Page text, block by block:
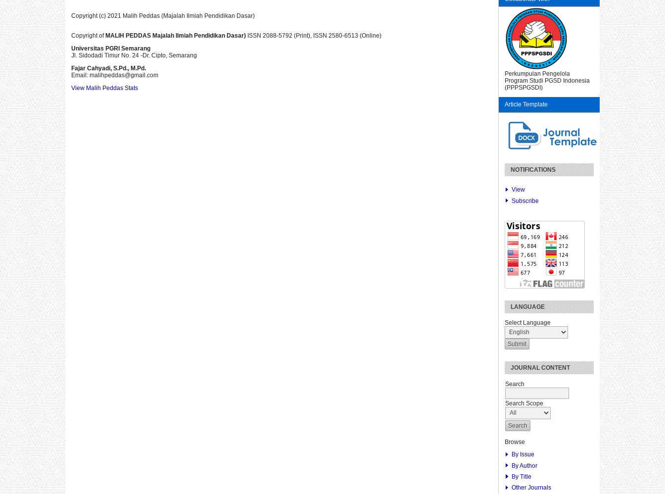
Perkumpulan Pengelola
Program Studi PGSD Indonesia
(PPPSPGSDI)
Article Template
NOTIFICATIONS
View
Subscribe
LANGUAGE
Select Language
JOURNAL CONTENT
Search
Search Scope
Browse
By Issue
By Author
By Title
Other Journals
Copyright (c) 2021 Malih Peddas (Majalah Ilmiah Pendidikan Dasar)
Copyright ofMALIH PEDDAS Majalah Ilmiah Pendidikan Dasar) ISSN 2088-5792 (Print) , ISSN 2580-6513 (Online)
Universitas PGRI Semarang
Jl. Sidodadi Timur No. 24 -Dr. Cipto , Semarang
Fajar Cahyadi, S.Pd., M.Pd.
Email: malihpeddas@gmail.com
View Malih Peddas Stats